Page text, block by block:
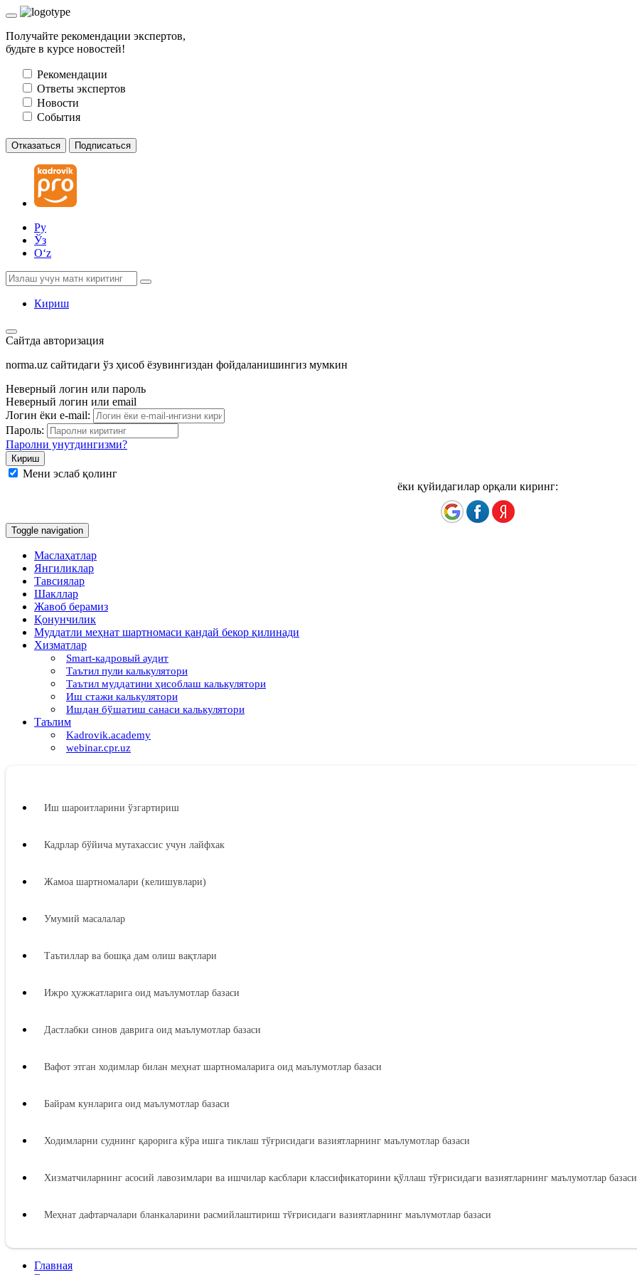
Получайте рекомендации экспертов,
будьте в курсе новостей!
Рекомендации
Ответы экспертов
Новости
События
Отказаться Подписаться
Ру
Ўз
Oʻz
Кириш
Сайтда авторизация
norma.uz сайтидаги ўз ҳисоб ёзувингиздан фойдаланишингиз мумкин
Неверный логин или пароль
Неверный логин или email
Логин ёки e-mail:
Пароль:
Паролни унутдингизми?
Мени эслаб қолинг
ёки қуйидагилар орқали киринг:
Toggle navigation
Маслаҳатлар
Янгиликлар
Тавсиялар
Шакллар
Жавоб берамиз
Қонунчилик
Муддатли меҳнат шартномаси қандай бекор қилинади
Хизматлар
Smart-кадровый аудит
Таътил пули калькулятори
Таътил муддатини ҳисоблаш калькулятори
Иш стажи калькулятори
Ишдан бўшатиш санаси калькулятори
Таълим
Kadrovik.academy
webinar.cpr.uz
Иш шароитларини ўзгартириш
Кадрлар бўйича мутахассис учун лайфхак
Жамоа шартномалари (келишувлари)
Умумий масалалар
Таътиллар ва бошқа дам олиш вақтлари
Ижро ҳужжатларига оид маълумотлар базаси
Дастлабки синов даврига оид маълумотлар базаси
Вафот этган ходимлар билан меҳнат шартномаларига оид маълумотлар базаси
Байрам кунларига оид маълумотлар базаси
Ходимларни суднинг қарорига кўра ишга тиклаш тўғрисидаги вазиятларнинг маълумотлар базаси
Хизматчиларнинг асосий лавозимлари ва ишчилар касблари классификаторини қўллаш тўғрисидаги вазиятларнинг маълумотлар базаси
Меҳнат дафтарчалари бланкаларини расмийлаштириш тўғрисидаги вазиятларнинг маълумотлар базаси
Иш берувчидан зарарни ундиришга оид маълумотлар базаси
Главная